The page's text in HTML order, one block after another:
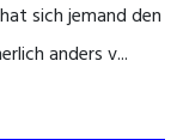
sich jemand den
anders v...